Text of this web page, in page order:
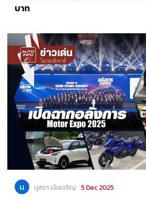
บาท
น นุสรา เงินเจริญ 5 Dec 2025